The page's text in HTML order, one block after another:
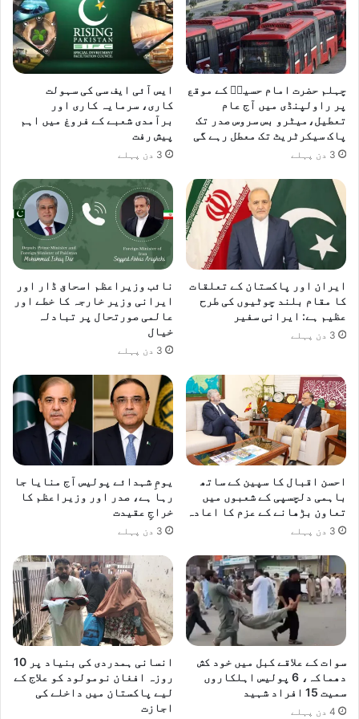
ن
ے
پ
ر
ت
ف
ا
ق
چہلم حضرت امام حسینؓ کے موقع
پر راولپنڈی میں آج عام
تعطیل،میٹرو بس سروس صدر تک
پاک سیکرٹریٹ تک معطل رہے گی
3 دن پہلے
ایس آئی ایف سی کی سہولت
کاری، سرمایہ کاری اور
برآمدی شعبے کے فروغ میں اہم
پیش رفت
3 دن پہلے
ایران اور پاکستان کے تعلقات
کا مقام بلند چوٹیوں کی طرح
عظیم ہے: ایرانی سفیر
3 دن پہلے
نائب وزیراعظم اسحاق ڈار اور
ایرانی وزیر خارجہ کا خطے اور
عالمی صورتحال پر تبادلہ
خیال
3 دن پہلے
احسن اقبال کا سپین کے ساتھ
باہمی دلچسپی کے شعبوں میں
تعاون بڑھانے کے عزم کا اعادہ
3 دن پہلے
یومِ شہدائے پولیس آج منایا جا
رہا ہے، صدر اور وزیراعظم کا
خراجِ عقیدت
3 دن پہلے
سوات کے علاقے کبل میں خود کش
دھماکہ، 6 پولیس اہلکاروں
سمیت 15 افراد شہید
4 دن پہلے
انسانی ہمدردی کی بنیاد پر 10
روزہ افغان نومولود کو علاج کے
لیے پاکستان میں داخلے کی
اجازت